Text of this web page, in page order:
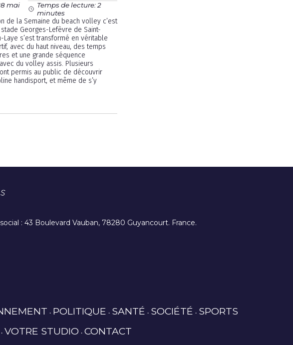
mai
Temps de lecture: 2
minutes
de la Semaine du beach volley c’est
Georges-Lefèvre de Saint-
Laye s’est transformé en véritable
avec du haut niveau, des temps
et une grande séquence
du volley assis. Plusieurs
permis au public de découvrir
handisport, et même de s’y
: 43 Boulevard Vauban, 78280 Guyancourt. France.
POLITIQUE SANTÉ SOCIÉTÉ SPORTS
VOTRE STUDIO CONTACT